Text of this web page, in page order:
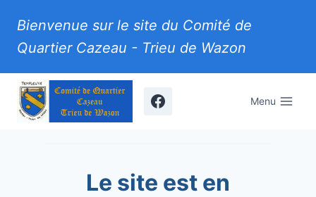
contenu
Bienvenue sur le site du Comité de
Quartier Cazeau - Trieu de Wazon
Menu
Le site est en